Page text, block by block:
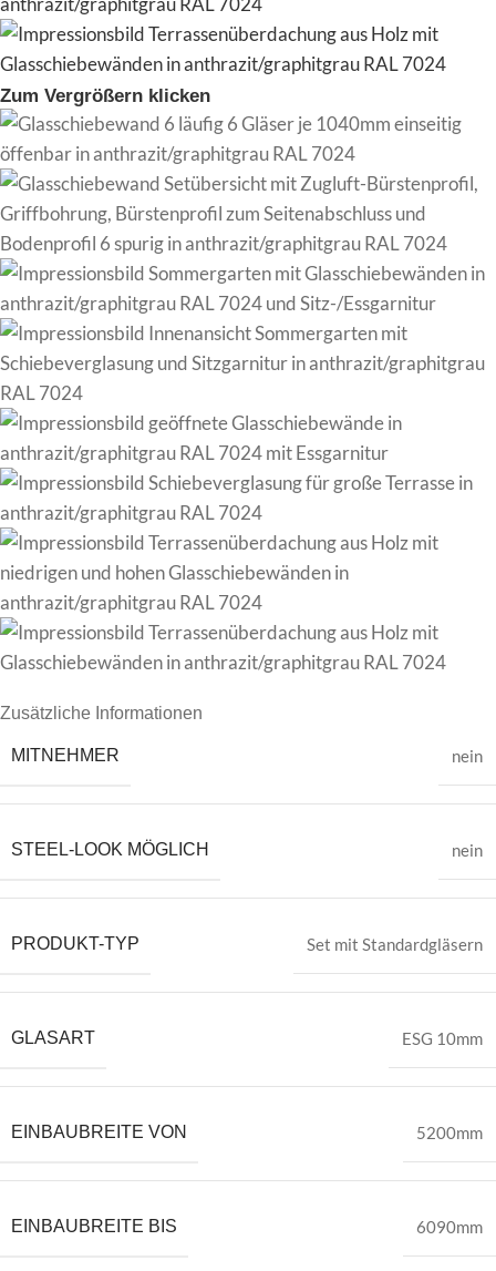
Zum Vergrößern klicken
Zusätzliche Informationen
MITNEHMER nein
STEEL-LOOK MÖGLICH nein
PRODUKT-TYP Set mit Standardgläsern
GLASART ESG 10mm
EINBAUBREITE VON 5200mm
EINBAUBREITE BIS 6090mm